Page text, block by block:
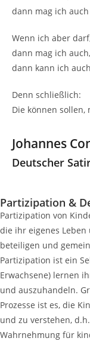
dann mag ich
Wenn ich aber
dann mag ich
dann kann ich
Denn schließlich:
Die können
Johannes
Deutscher
Partizipation &
Partizipation von
die ihr eigenes
beteiligen und
Partizipation ist ein
Erwachsene) lernen
und auszuhandeln.
Prozesse ist es, die
und zu verstehen,
Wahrnehmung für